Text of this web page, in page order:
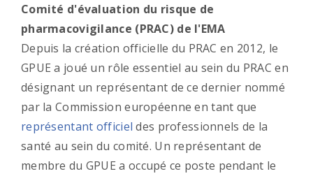
Comité d'évaluation du risque de
pharmacovigilance (PRAC) de l'EMA
Depuis la création officielle du PRAC en 2012, le
GPUE a joué un rôle essentiel au sein du PRAC en
désignant un représentant de ce dernier nommé
par la Commission européenne en tant que
représentant officiel des professionnels de la
santé au sein du comité. Un représentant de
membre du GPUE a occupé ce poste pendant le